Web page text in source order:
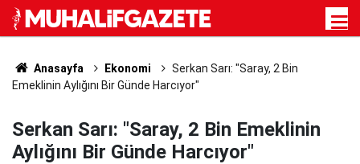
Anasayfa Ekonomi
Serkan Sarı: "Saray, 2 Bin
Emeklinin Aylığını Bir Günde Harcıyor"
Serkan Sarı: "Saray, 2 Bin Emeklinin
Aylığını Bir Günde Harcıyor"